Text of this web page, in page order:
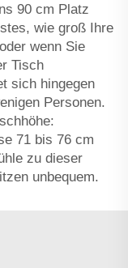
90 cm Platz
wie groß Ihre
wenn Sie
Tisch
sich hingegen
Personen.
71 bis 76 cm
zu dieser
unbequem.